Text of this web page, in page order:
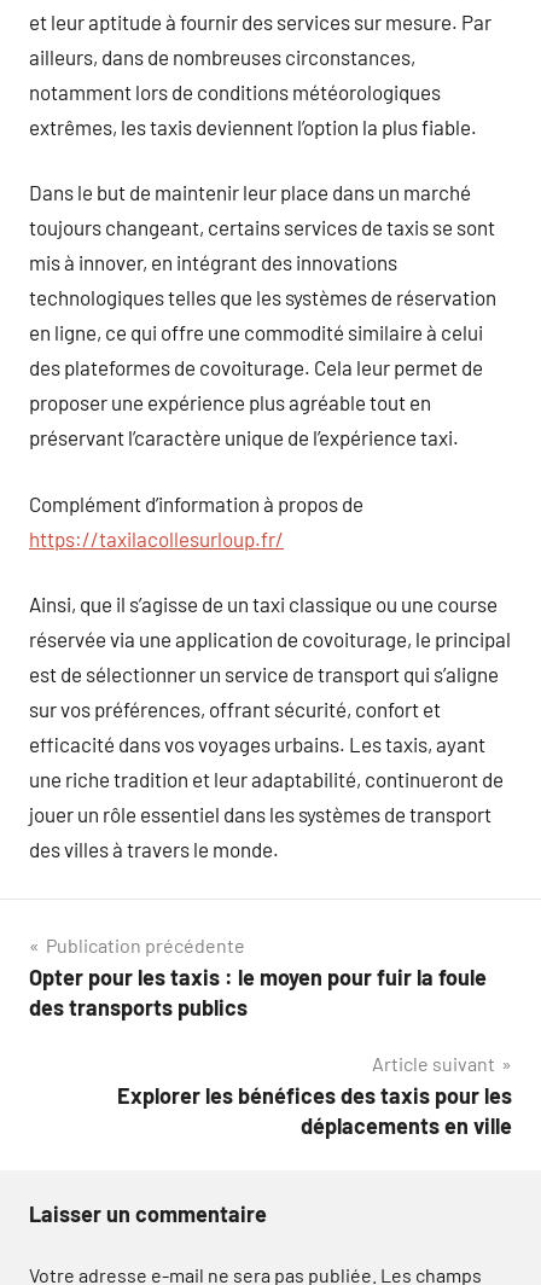
et leur aptitude à fournir des services sur mesure. Par
ailleurs, dans de nombreuses circonstances,
notamment lors de conditions météorologiques
extrêmes, les taxis deviennent l’option la plus fiable.
Dans le but de maintenir leur place dans un marché
toujours changeant, certains services de taxis se sont
mis à innover, en intégrant des innovations
technologiques telles que les systèmes de réservation
en ligne, ce qui offre une commodité similaire à celui
des plateformes de covoiturage. Cela leur permet de
proposer une expérience plus agréable tout en
préservant l’caractère unique de l’expérience taxi.
Complément d’information à propos de
https://taxilacollesurloup.fr/
Ainsi, que il s’agisse de un taxi classique ou une course
réservée via une application de covoiturage, le principal
est de sélectionner un service de transport qui s’aligne
sur vos préférences, offrant sécurité, confort et
efficacité dans vos voyages urbains. Les taxis, ayant
une riche tradition et leur adaptabilité, continueront de
jouer un rôle essentiel dans les systèmes de transport
des villes à travers le monde.
Navigation
de
Publication précédente
Opter pour les taxis : le moyen pour fuir la foule
des transports publics
Article suivant
Explorer les bénéfices des taxis pour les
déplacements en ville
Laisser un commentaire
Votre adresse e-mail ne sera pas publiée. Les champs